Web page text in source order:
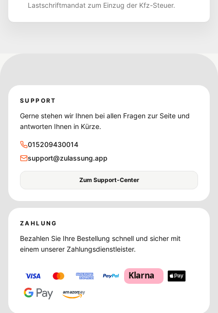
Lastschriftmandat zum Einzug der Kfz-Steuer.
SUPPORT
Gerne stehen wir Ihnen bei allen Fragen zur Seite und
antworten Ihnen in Kürze.
015209430014
support@zulassung.app
Zum Support-Center
ZAHLUNG
Bezahlen Sie Ihre Bestellung schnell und sicher mit
einem unserer Zahlungsdienstleister.
Klarna
amazonpay